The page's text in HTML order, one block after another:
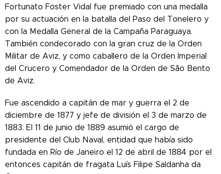
Fortunato Foster Vidal fue premiado con una medalla
por su actuación en la batalla del Paso del Tonelero y
con la Medalla General de la Campaña Paraguaya.
También condecorado con la gran cruz de la Orden
Militar de Aviz, y como caballero de la Orden Imperial
del Crucero y Comendador de la Orden de São Bento
de Aviz.
Fue ascendido a capitán de mar y guerra el 2 de
diciembre de 1877 y jefe de división el 3 de marzo de
1883. El 11 de junio de 1889 asumió el cargo de
presidente del Club Naval, entidad que había sido
fundada en Río de Janeiro el 12 de abril de 1884 por el
entonces capitán de fragata Luís Filipe Saldanha da